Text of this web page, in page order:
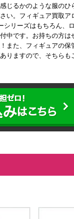
じるかのような服のひ
い。フィギュア買取ア
シリーズはもちろん、
中です。お持ちの方は
また、フィギュアの保
りますので、そちらも